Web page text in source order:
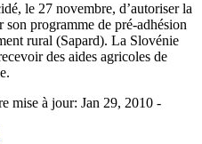
le 27 novembre, d’autoriser la
programme de pré-adhésion
rural (Sapard). La Slovénie
des aides agricoles de
mise à jour: Jan 29, 2010 -